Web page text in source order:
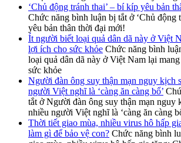
‘Chủ động tránh thai’ – bí kíp yêu bản
Chức năng bình luận bị tắt ở ‘Chủ động
yêu bản thân thời đại mới!
Ít người biết loại quả dân dã này ở Việt
lợi ích cho sức khỏe Chức năng bình
loại quả dân dã này ở Việt Nam lại
sức khỏe
Người đàn ông suy thận mạn nguy kịch
người Việt nghĩ là ‘càng ăn càng bổ’
tắt ở Người đàn ông suy thận mạn nguy
nhiều người Việt nghĩ là ‘càng ăn càng
Thời tiết giao mùa, nhiều virus hô hấp
làm gì để bảo vệ con? Chức năng bình